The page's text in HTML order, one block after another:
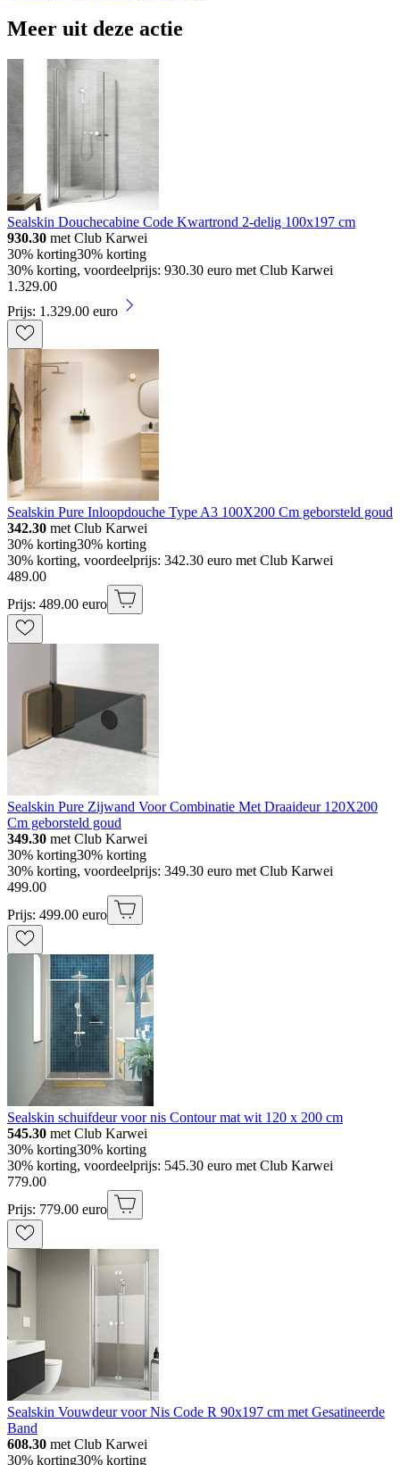
Meer uit deze actie
Sealskin Douchecabine Code Kwartrond 2-delig 100x197 cm
930.30 met Club Karwei
30% korting30% korting
30% korting, voordeelprijs: 930.30 euro met Club Karwei
1 .329.00
Prijs: 1.329.00 euro
Sealskin Pure Inloopdouche Type A3 100X200 Cm geborsteld goud
342.30 met Club Karwei
30% korting30% korting
30% korting, voordeelprijs: 342.30 euro met Club Karwei
489.00
Prijs: 489.00 euro
Sealskin Pure Zijwand Voor Combinatie Met Draaideur 120X200
Cm geborsteld goud
349.30 met Club Karwei
30% korting30% korting
30% korting, voordeelprijs: 349.30 euro met Club Karwei
499.00
Prijs: 499.00 euro
Sealskin schuifdeur voor nis Contour mat wit 120 x 200 cm
545.30 met Club Karwei
30% korting30% korting
30% korting, voordeelprijs: 545.30 euro met Club Karwei
779.00
Prijs: 779.00 euro
Sealskin Vouwdeur voor Nis Code R 90x197 cm met Gesatineerde
Band
608.30 met Club Karwei
30% korting30% korting